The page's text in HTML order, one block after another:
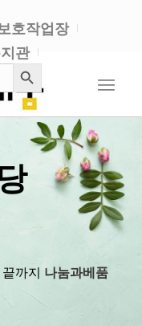
호작업장
관
검색 버튼
까지 나눔과베품